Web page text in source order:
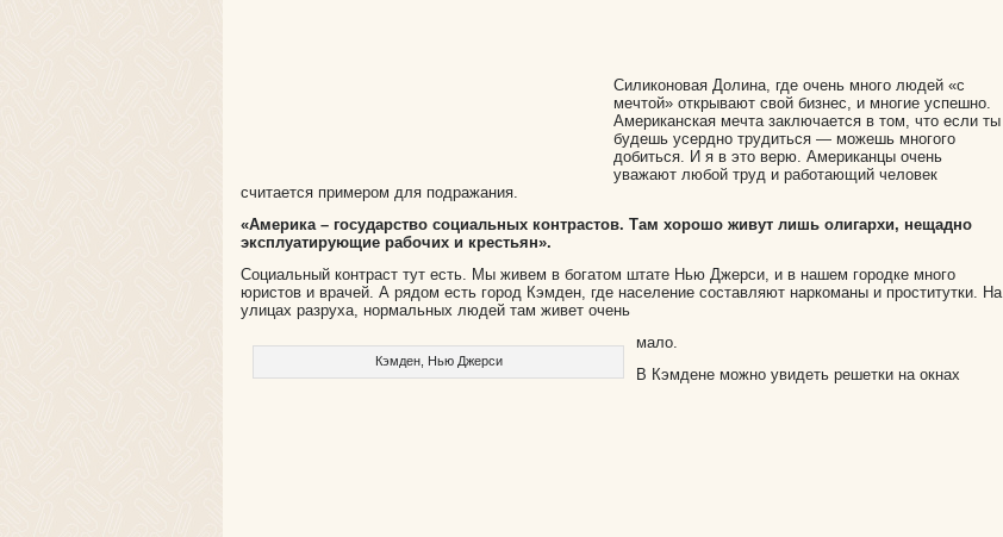
Силиконовая Долина, где очень много людей «с
мечтой» открывают свой бизнес, и многие успешно.
Американская мечта заключается в том, что если ты
будешь усердно трудиться — можешь многого
добиться. И я в это верю. Американцы очень
уважают любой труд и работающий человек
считается примером для подражания.
«Америка – государство социальных контрастов. Там хорошо живут лишь олигархи, нещадно
эксплуатирующие рабочих и крестьян».
Социальный контраст тут есть. Мы живем в богатом штате Нью Джерси, и в нашем городке много
юристов и врачей. А рядом есть город Кэмден, где население составляют наркоманы и проститутки. На
улицах разруха, нормальных людей там живет очень
Кэмден, Нью Джерси
мало.
В Кэмдене можно увидеть решетки на окнах